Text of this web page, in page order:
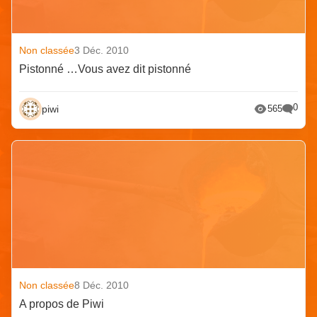
Non classée3 Déc. 2010
Pistonné …Vous avez dit pistonné
piwi 565 0
Non classée8 Déc. 2010
A propos de Piwi